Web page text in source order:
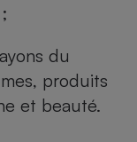
du
produits
et beauté.